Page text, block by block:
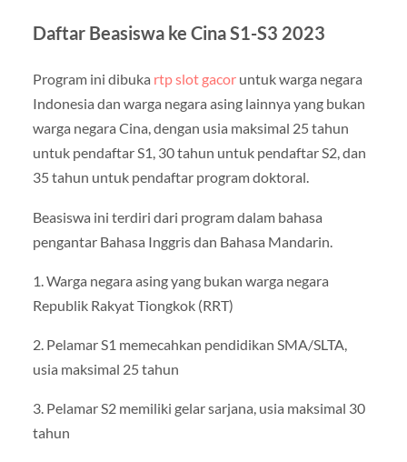
Daftar Beasiswa ke Cina S1-S3 2023
Program ini dibuka rtp slot gacoruntuk warga negara
Indonesia dan warga negara asing lainnya yang bukan
warga negara Cina, dengan usia maksimal 25 tahun
untuk pendaftar S1, 30 tahun untuk pendaftar S2, dan
35 tahun untuk pendaftar program doktoral.
Beasiswa ini terdiri dari program dalam bahasa
pengantar Bahasa Inggris dan Bahasa Mandarin.
1. Warga negara asing yang bukan warga negara
Republik Rakyat Tiongkok (RRT)
2. Pelamar S1 memecahkan pendidikan SMA/SLTA,
usia maksimal 25 tahun
3. Pelamar S2 memiliki gelar sarjana, usia maksimal 30
tahun